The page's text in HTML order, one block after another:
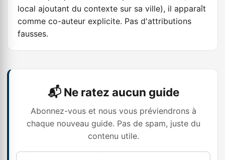
local ajoutant du contexte sur sa ville), il apparaît
comme co-auteur explicite. Pas d'attributions
fausses.
📬 Ne ratez aucun guide
Abonnez-vous et nous vous préviendrons à
chaque nouveau guide. Pas de spam, juste du
contenu utile.